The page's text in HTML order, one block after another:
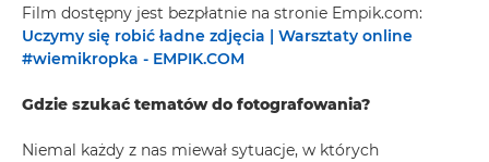
Film dostępny jest bezpłatnie na stronie Empik.com:
Uczymy się robić ładne zdjęcia | Warsztaty online
#wiemikropka - EMPIK.COM
Gdzie szukać tematów do fotografowania?
Niemal każdy z nas miewał sytuacje, w których